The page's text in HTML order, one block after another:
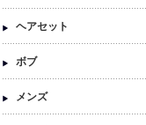
ヘアセット
ボブ
メンズ